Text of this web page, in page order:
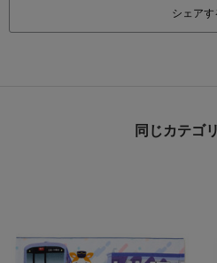
シェアす
同じカテゴ